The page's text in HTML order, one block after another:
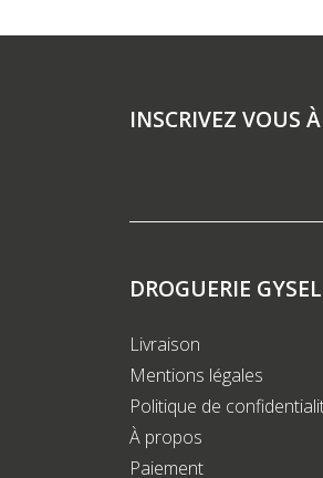
INSCRIVEZ VOUS
DROGUERIE
Livraison
Mentions légales
Politique de
À propos
Paiement